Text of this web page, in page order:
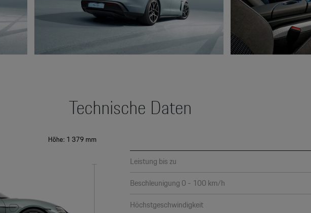
Technische Daten
Höhe: 1 379 mm
Leistung bis zu
Beschleunigung 0 - 100 km/h
Höchstgeschwindigkeit